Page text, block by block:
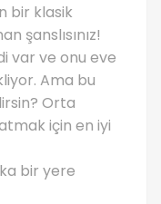
bir klasik
şanslısınız!
var ve onu eve
Ama bu
Orta
için en iyi
bir yere